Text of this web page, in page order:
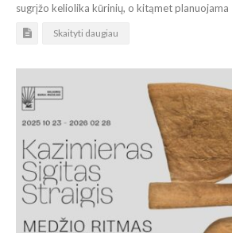
sugrįžo keliolika kūrinių, o kitąmet planuojama
Skaityti daugiau